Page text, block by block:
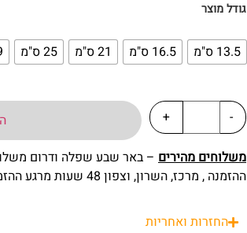
גודל מוצר
13.5 ס"מ 16.5 ס"מ 21 ס"מ 25 ס"מ
-
+
משלוחים מהירים
ההזמנה , מרכז, השרון, וצפון 48 שעות מרגע ההזמנה.
החזרות ואחריות